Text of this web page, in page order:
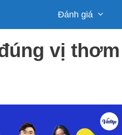
Đánh giá
vị thơm